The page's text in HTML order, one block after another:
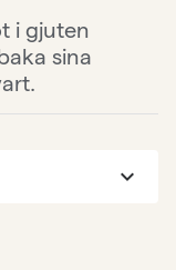
i gjuten
sina
expand_more